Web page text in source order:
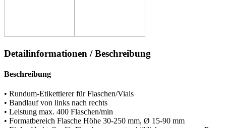
Detailinformationen / Beschreibung
Beschreibung
• Rundum-Etikettierer für Flaschen/Vials
• Bandlauf von links nach rechts
• Leistung max. 400 Flaschen/min
• Formatbereich Flasche Höhe 30-250 mm, Ø 15-90 mm